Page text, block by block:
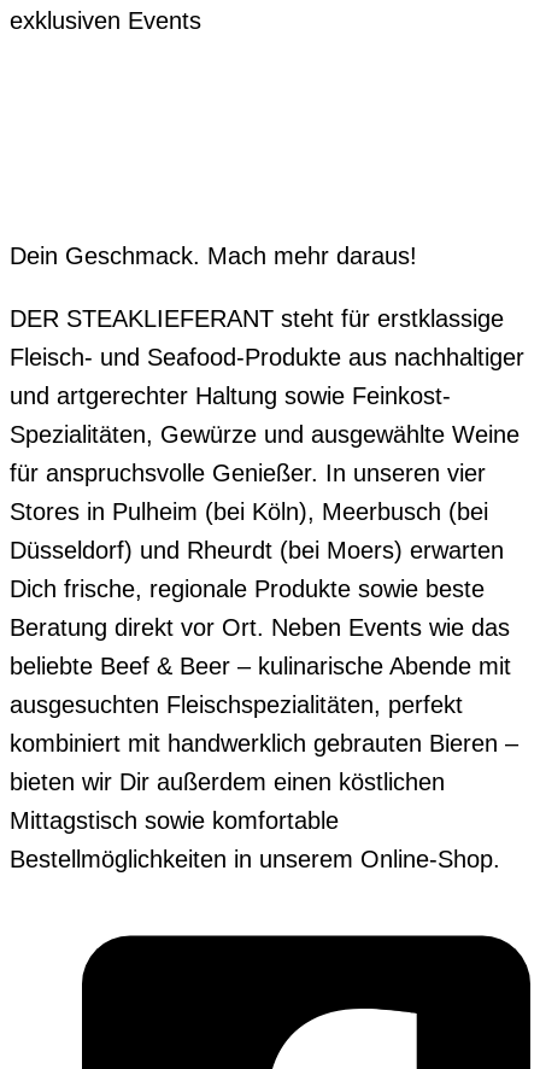
exklusiven Events
Dein Geschmack. Mach mehr daraus!
DER STEAKLIEFERANT steht für erstklassige
Fleisch- und Seafood-Produkte aus nachhaltiger
und artgerechter Haltung sowie Feinkost-
Spezialitäten, Gewürze und ausgewählte Weine
für anspruchsvolle Genießer. In unseren vier
Stores in Pulheim (bei Köln), Meerbusch (bei
Düsseldorf) und Rheurdt (bei Moers) erwarten
Dich frische, regionale Produkte sowie beste
Beratung direkt vor Ort. Neben Events wie das
beliebte Beef & Beer – kulinarische Abende mit
ausgesuchten Fleischspezialitäten, perfekt
kombiniert mit handwerklich gebrauten Bieren –
bieten wir Dir außerdem einen köstlichen
Mittagstisch sowie komfortable
Bestellmöglichkeiten in unserem Online-Shop.